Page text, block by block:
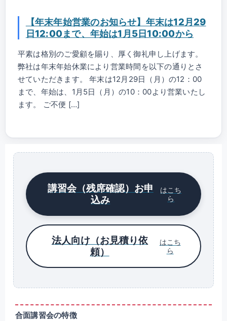
【年末年始営業のお知らせ】年末は12月29
日12:00まで、年始は1月5日10:00から
平素は格別のご愛顧を賜り、厚く御礼申し上げます。
弊社は年末年始休業により営業時間を以下の通りとさ
せていただきます。 年末は12月29日（月）の12：00
まで、年始は、1月5日（月）の10：00より営業いたし
ます。 ご不便 […]
講習会（残席確認）お申
込み
はこち
ら
法人向け（お見積り依
頼）
はこち
ら
合面講習会の特徴